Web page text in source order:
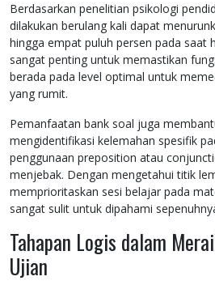
Berdasarkan penelitian psikologi
dilakukan berulang kali dapat
hingga empat puluh persen pada saat
sangat penting untuk memastikan
berada pada level optimal untuk
yang rumit.
Pemanfaatan bank soal juga
mengidentifikasi kelemahan spesifik
penggunaan preposition atau
menjebak. Dengan mengetahui titik
memprioritaskan sesi belajar pada
sangat sulit untuk dipahami
Tahapan Logis dalam
Ujian